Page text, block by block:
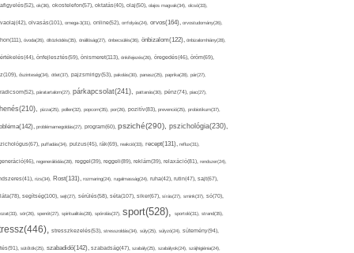
ok(36), okostelefon(57), oktatás(40), olaj(50), olajos magvak(34), olcsó(33),
olvasás(101), omega-3(31), online(52), orrfolyás(24), orvos(164), orvostudomány(26),
óvoda(26), öltözködés(35), önállóság(27), önbecsülés(36), önbizalom(122), önbizalomhiány(28),
önfejlesztés(59), önismeret(113), önkifejezés(26), öregedés(46), öröm(69),
őszinteség(34), ötlet(37), pajzsmirigy(53), pakolás(30), panasz(25), paprika(28), pár(27),
páratartalom(27), párkapcsolat(241), pattanás(30), pénz(74), piac(27),
pizza(25), pollen(32), popcorn(35), por(26), pozitív(83), prevenció(25), probiotikum(37),
problémamegoldás(27), program(60), psziché(290), pszichológia(230),
puffadás(34), pulzus(45), rák(69), reakció(33), recept(131), reflux(31),
regenerálódás(28), reggel(39), reggeli(89), reklám(39), relaxáció(81), rendszer(24),
rizs(34), Rost(131), rozmaring(24), rugalmasság(24), ruha(42), rutin(47), sajt(67),
segítség(100), sejt(27), sérülés(58), séta(107), siker(67), sírás(27), smink(37), só(70),
sör(26), spenót(27), spiritualitás(28), spórolás(37), sport(528), sportoló(31), strand(35),
stresszkezelés(53), stresszoldás(34), súly(25), súlyzó(24), sütemény(94),
sütőtök(25), szabadidő(142), szabadság(47), szabály(25), szabályok(24), szájhigiénia(24),